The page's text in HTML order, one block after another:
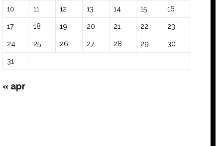
10 11 12 13 14 15 16
17 18 19 20 21 22 23
24 25 26 27 28 29 30
31
« apr